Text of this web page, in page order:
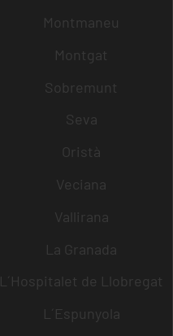
Montmaneu
Montgat
Sobremunt
Seva
Oristà
Veciana
Vallirana
La Granada
L´Hospitalet de Llobregat
L´Espunyola